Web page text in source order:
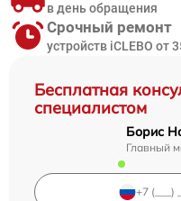
Бесплатная
специалистом
Борис
Главный
в день обращения
Срочный ремонт
устройств iCLEBO от